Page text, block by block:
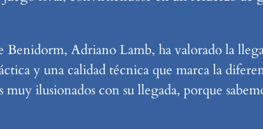
Adriano Lamb, ha valorado la
y una calidad técnica que marca la
muy ilusionados con su llegada, porque